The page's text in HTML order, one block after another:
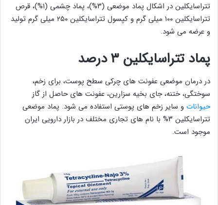
تتراسایکلین در اشکال پماد موضعی (۳%)، پماد چشمی (۱%)، قرص
تتراسایکلین ۱۰۰ میلی گرم و کپسول تتراسایکلین ۲۵۰ میلی گرم تولید
و عرضه می شود.
پماد تتراسایکلین ۳ درصد
در درمان موضعی عفونت های چرکی سطح پوست، برای زخم،
سوختگی، ختنه، جای بخیه سزارین، عفونت های حاصل از گاز
حیوانات و سایر زخم های پوستی استفاده می شود. پماد موضعی
تتراسایکلین ۳% با نام های تجاری مختلف در بازار دارویی ایران
موجود است.